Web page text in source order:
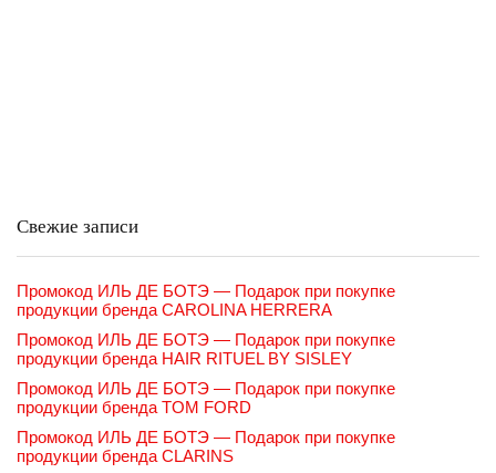
Свежие записи
Промокод ИЛЬ ДЕ БОТЭ — Подарок при покупке
продукции бренда CAROLINA HERRERA
Промокод ИЛЬ ДЕ БОТЭ — Подарок при покупке
продукции бренда HAIR RITUEL BY SISLEY
Промокод ИЛЬ ДЕ БОТЭ — Подарок при покупке
продукции бренда TOM FORD
Промокод ИЛЬ ДЕ БОТЭ — Подарок при покупке
продукции бренда CLARINS